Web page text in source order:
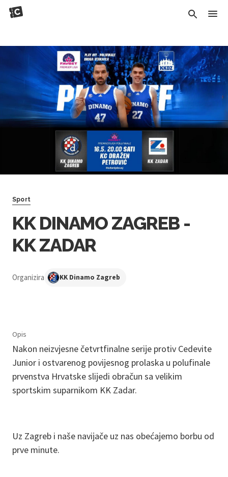
Sport
KK DINAMO ZAGREB -
KK ZADAR
Organizira KK Dinamo Zagreb
Opis
Nakon neizvjesne četvrtfinalne serije protiv Cedevite
Junior i ostvarenog povijesnog prolaska u polufinale
prvenstva Hrvatske slijedi obračun sa velikim
sportskim suparnikom KK Zadar.
Uz Zagreb i naše navijače uz nas obećajemo borbu od
prve minute.